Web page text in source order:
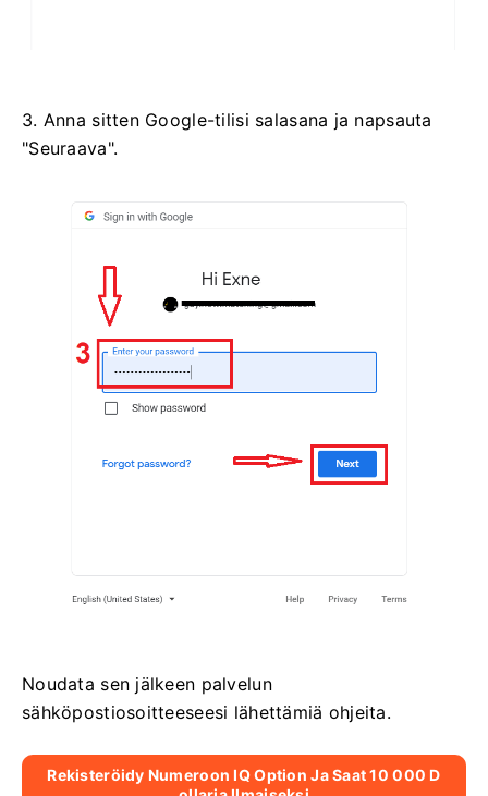
3. Anna sitten Google-tilisi salasana ja napsauta
"Seuraava".
Noudata sen jälkeen palvelun
sähköpostiosoitteeseesi lähettämiä ohjeita.
Rekisteröidy Numeroon IQ Option Ja Saat 10 000 D